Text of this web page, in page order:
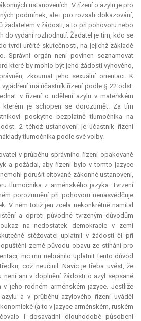
ustanoveních. V řízení o azylu je pro
podmínek, ale i pro rozsah dokazování,
žadatelem v žádosti, a to při pohovoru nebo
do vydání rozhodnutí. Žadatel je tím, kdo se
tvrdí určité skutečnosti, na jejichž základě
Správní orgán není povinen seznamovat
které by mohlo být jeho žádosti vyhověno,
zkoumat jeho sexuální orientaci. K
má účastník řízení podle § 22 odst.
v řízení o udělení azylu v mateřském
je schopen se dorozumět. Za tím
poskytne bezplatně tlumočníka na
2 téhož ustanovení je účastník řízení
tlumočníka podle své volby.
v průběhu správního řízení opakovaně
a požádal, aby řízení bylo v tomto jazyce
porušit citované zákonné ustanovení,
tlumočníka z arménského jazyka. Tvrzení
porozumění při pohovoru nenasvědčuje
V něm totiž jen zcela nekonkrétně namítal
a oproti původně tvrzeným důvodům
na nedostatek demokracie v zemi
stěžovatel uplatnil v žádosti či při
země původu obavu ze stíhání pro
nic mu nebránilo uplatnit tento důvod
což neučinil. Navíc je třeba uvést, že
není ani v doplnění žádosti o azyl sepsané
v jeho rodném arménském jazyce. Jestliže
a v průběhu azylového řízení uváděl
(a to v jazyce arménském, ruském
i dosavadní dlouhodobé působení